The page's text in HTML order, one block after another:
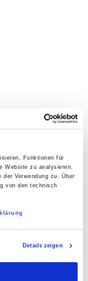
Funktionen für
Website zu analysieren.
der Verwendung zu. Über
von den technisch
Details zeigen